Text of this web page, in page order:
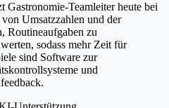
Teamleiter heute bei
Umsatzzahlen und der
Routineaufgaben zu
sodass mehr Zeit für
sind Software zur
und